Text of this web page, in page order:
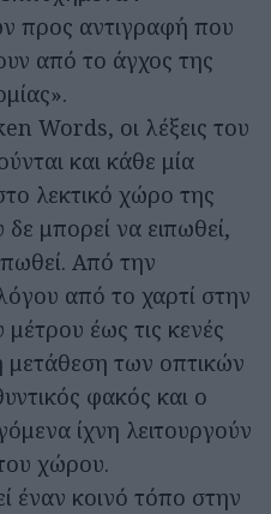
προς αντιγραφή που
από το άγχος της
Words, οι λέξεις του
και κάθε μία
λεκτικό χώρο της
μπορεί να ειπωθεί,
Από την
από το χαρτί στην
μέτρου έως τις κενές
μετάθεση των οπτικών
φακός και ο
ίχνη λειτουργούν
χώρου.
έναν κοινό τόπο στην